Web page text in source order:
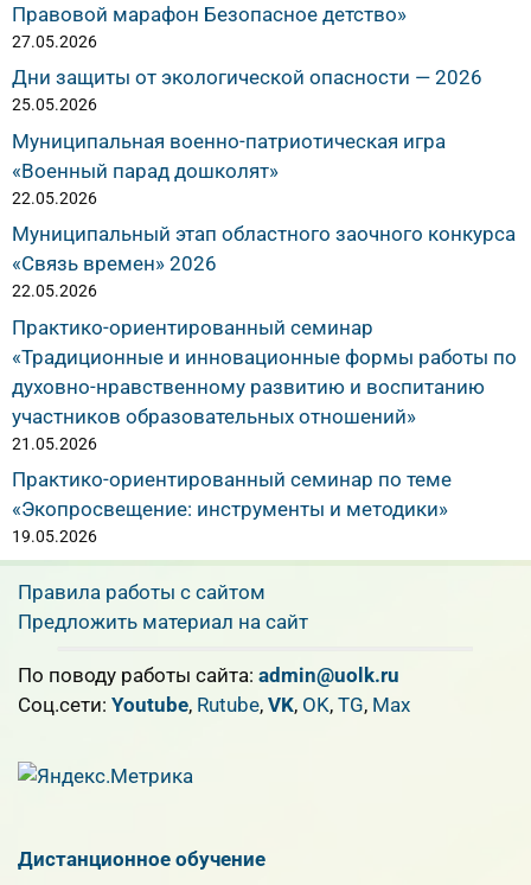
Правовой марафон Безопасное детство»
27.05.2026
Дни защиты от экологической опасности — 2026
25.05.2026
Муниципальная военно-патриотическая игра
«Военный парад дошколят»
22.05.2026
Муниципальный этап областного заочного конкурса
«Связь времен» 2026
22.05.2026
Практико-ориентированный семинар
«Традиционные и инновационные формы работы по
духовно-нравственному развитию и воспитанию
участников образовательных отношений»
21.05.2026
Практико-ориентированный семинар по теме
«Экопросвещение: инструменты и методики»
19.05.2026
Правила работы с сайтом
Предложить материал на сайт
По поводу работы сайта: admin@uolk.ru
Cоц.сети: Youtube, Rutube, VK, OK, TG, Max
Дистанционное обучение